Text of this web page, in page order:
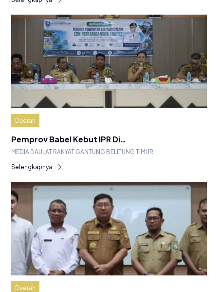
Daerah
Pemprov Babel Kebut IPR Di…
MEDIA DAULAT RAKYAT GANTUNG BELITUNG TIMUR…
Selengkapnya
Daerah